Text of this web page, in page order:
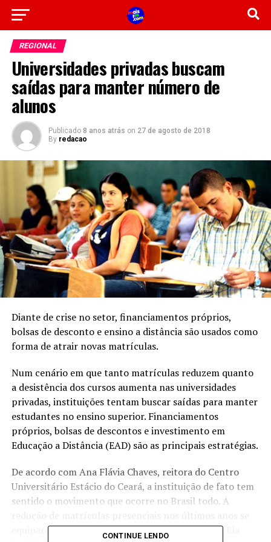
REGIONAL
Universidades privadas buscam
saídas para manter número de
alunos
Publicado 8 anos atrás on 27 de agosto de 2018
By redacao
Diante de crise no setor, financiamentos próprios,
bolsas de desconto e ensino a distância são usados como
forma de atrair novas matrículas.
Num cenário em que tanto matrículas reduzem quanto
a desistência dos cursos aumenta nas universidades
privadas, instituições tentam buscar saídas para manter
estudantes no ensino superior. Financiamentos
próprios, bolsas de descontos e investimento em
Educação a Distância (EAD) são as principais estratégias.
De acordo com Ana Flávia Chaves, reitora do Centro
Universitário Estácio do Ceará, a instituição de fato tem
sentido o movimento que ocorre no Brasil todo. A
equipara aos percentuais nacionais: cerca de 5%. Ela
CONTINUE LENDO